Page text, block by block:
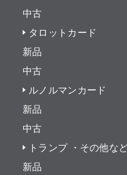
中古
タロットカード
新品
中古
ルノルマンカード
新品
中古
トランプ ・その他な
新品